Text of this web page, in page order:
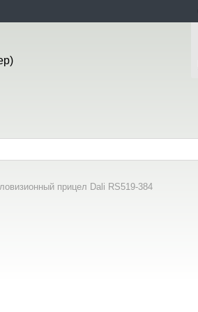
прицел Dali RS519-384